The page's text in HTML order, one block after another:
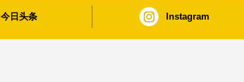
今日头条 Instagram